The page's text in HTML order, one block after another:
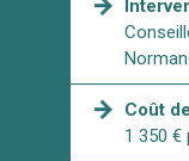
Coût
1 350 €